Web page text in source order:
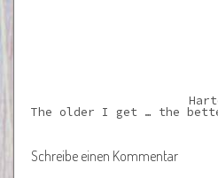
The older I get … the
Schreibe einen Kommentar